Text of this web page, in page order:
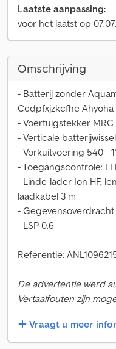
Laatste aanpassing:
voor het laatst op
Omschrijving
- Batterij zonder
Cedpfxjzkcfhe Ahyoha
- Voertuigstekker MRC
- Verticale batterijwissel
- Vorkuitvoering 540 -
- Toegangscontrole:
- Linde-lader Ion HF,
laadkabel 3 m
-
- LSP 0.6
Referentie:
De advertentie werd
Vertaalfouten zijn
Vraagt u meer